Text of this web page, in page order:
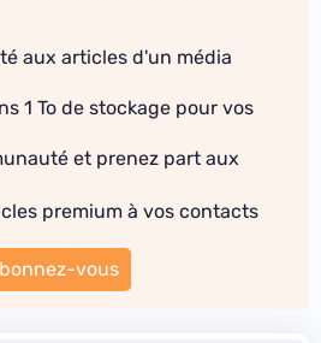
aux articles d'un média
1 To de stockage pour vos
et prenez part aux
premium à vos contacts
vous